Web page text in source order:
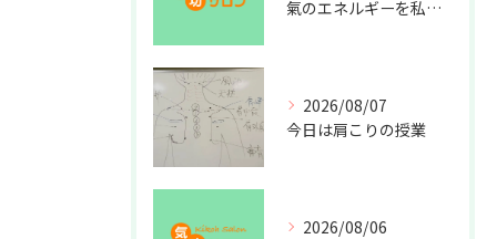
氣のエネルギーを私利私欲のために使うな
2026/08/07
今日は肩こりの授業
2026/08/06